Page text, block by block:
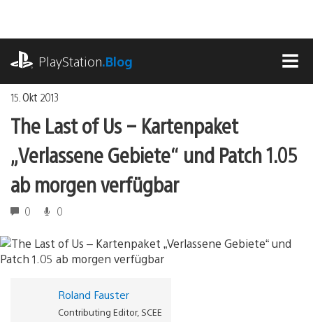
springen
PlayStation.Blog
15. Okt 2013
The Last of Us – Kartenpaket
„Verlassene Gebiete“ und Patch 1.05
ab morgen verfügbar
0 0
Roland Fauster
Contributing Editor, SCEE